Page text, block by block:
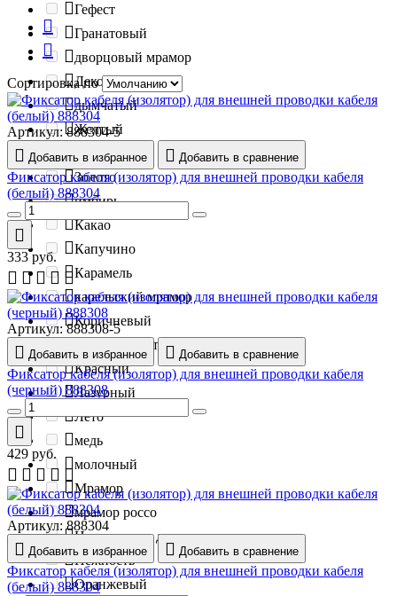
Гефест
Гранатовый
дворцовый мрамор
Декор
дымчатый
Желтый
Зеленый
Золото
имбирь
Какао
Капучино
Карамель
карельский мрамор
Коричневый
коричневый/темно-коричневый
Красный
Лазурный
Лето
медь
молочный
Мрамор
мрамор россо
Натуральное дерево
Нежность
Оранжевый
Сортировка по
Артикул:888304-5
Добавить в избранное Добавить в сравнение
Фиксатор кабеля (изолятор) для внешней проводки кабеля
(белый) 888304
333руб.
Артикул:888308-5
Добавить в избранное Добавить в сравнение
Фиксатор кабеля (изолятор) для внешней проводки кабеля
(черный) 888308
429 руб.
Артикул:888304
Добавить в избранное Добавить в сравнение
Фиксатор кабеля (изолятор) для внешней проводки кабеля
(белый) 888304